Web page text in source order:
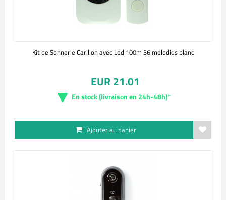
Kit de Sonnerie Carillon avec Led 100m 36 melodies blanc
EUR 21.01
En stock (livraison en 24h-48h)*
Ajouter au panier